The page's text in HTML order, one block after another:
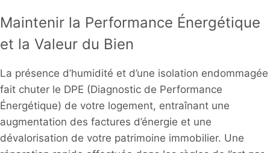
Maintenir la Performance Énergétique
et la Valeur du Bien
La présence d’humidité et d’une isolation endommagée
fait chuter le DPE (Diagnostic de Performance
Énergétique) de votre logement, entraînant une
augmentation des factures d’énergie et une
dévalorisation de votre patrimoine immobilier. Une